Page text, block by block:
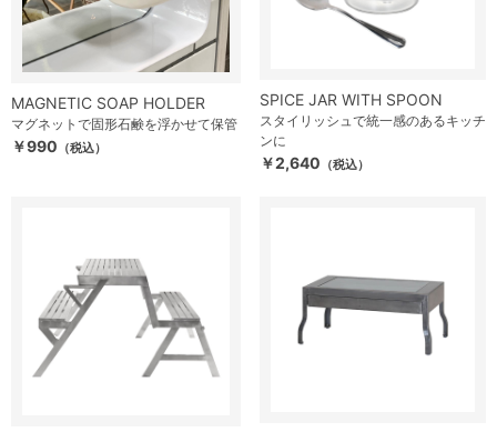
MAGNETIC SOAP HOLDER
マグネットで固形石鹸を浮かせて保管
￥990 （税込）
SPICE JAR WITH SPOON
スタイリッシュで統一感のあるキッチ
ンに
￥2,640 （税込）